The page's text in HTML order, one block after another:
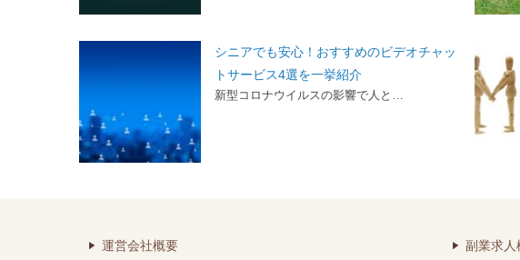
シニアでも安心！おすすめのビデオチャッ
トサービス4選を一挙紹介
新型コロナウイルスの影響で人と…
運営会社概要 副業求人